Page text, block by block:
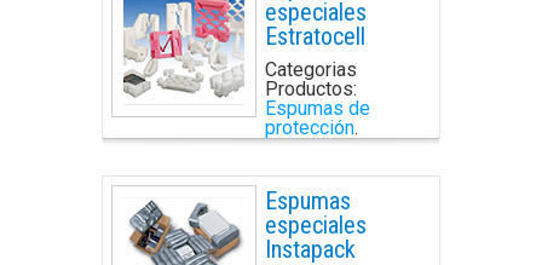
especiales
Estratocell
Categorias
Productos:
Espumas de
protección.
Espumas
especiales
Instapack